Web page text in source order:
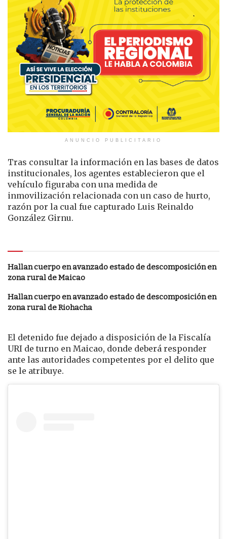
ANUNCIO PUBLICITARIO
Tras consultar la información en las bases de datos
institucionales, los agentes establecieron que el
vehículo figuraba con una medida de
inmovilización relacionada con un caso de hurto,
razón por la cual fue capturado Luis Reinaldo
González Girnu.
Hallan cuerpo en avanzado estado de descomposición en
zona rural de Maicao
Hallan cuerpo en avanzado estado de descomposición en
zona rural de Riohacha
El detenido fue dejado a disposición de la Fiscalía
URI de turno en Maicao, donde deberá responder
ante las autoridades competentes por el delito que
se le atribuye.